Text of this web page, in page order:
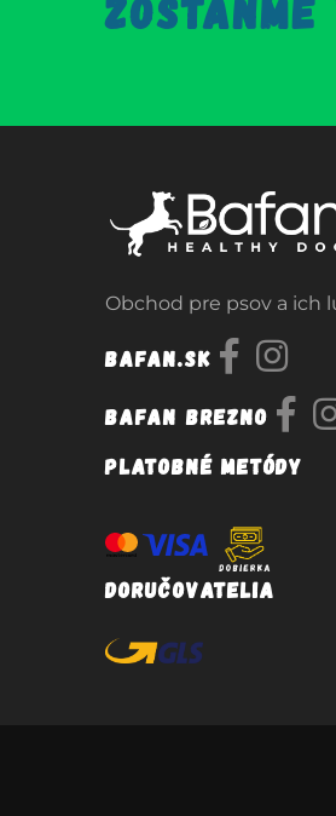
Obchod pre psov a ich
Bafan.sk
Bafan Brezno
Platobné metódy
Doručovatelia